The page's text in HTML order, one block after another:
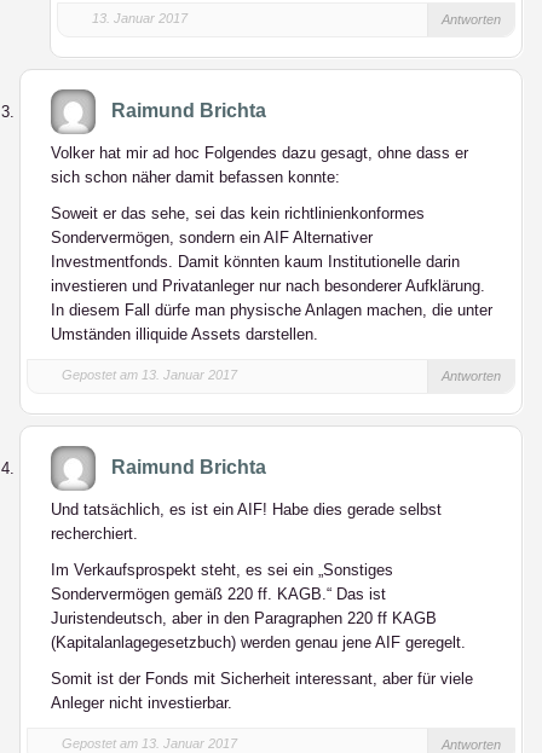
13. Januar 2017 Antworten
Raimund Brichta
Volker hat mir ad hoc Folgendes dazu gesagt, ohne dass er
sich schon näher damit befassen konnte:
Soweit er das sehe, sei das kein richtlinienkonformes
Sondervermögen, sondern ein AIF Alternativer
Investmentfonds. Damit könnten kaum Institutionelle darin
investieren und Privatanleger nur nach besonderer Aufklärung.
In diesem Fall dürfe man physische Anlagen machen, die unter
Umständen illiquide Assets darstellen.
Gepostet am 13. Januar 2017 Antworten
Raimund Brichta
Und tatsächlich, es ist ein AIF! Habe dies gerade selbst
recherchiert.
Im Verkaufsprospekt steht, es sei ein „Sonstiges
Sondervermögen gemäß 220 ff. KAGB.“ Das ist
Juristendeutsch, aber in den Paragraphen 220 ff KAGB
(Kapitalanlagegesetzbuch) werden genau jene AIF geregelt.
Somit ist der Fonds mit Sicherheit interessant, aber für viele
Anleger nicht investierbar.
Gepostet am 13. Januar 2017 Antworten